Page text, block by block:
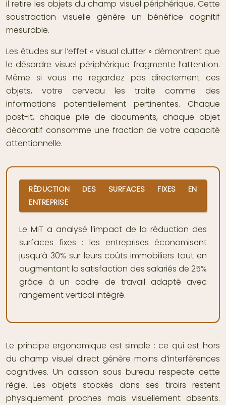
il retire les objets du champ visuel périphérique. Cette
soustraction visuelle génère un bénéfice cognitif
mesurable.
Les études sur l’effet « visual clutter » démontrent que
le désordre visuel périphérique fragmente l’attention.
Même si vous ne regardez pas directement ces
objets, votre cerveau les traite comme des
informations potentiellement pertinentes. Chaque
post-it, chaque pile de documents, chaque objet
décoratif consomme une fraction de votre capacité
attentionnelle.
RÉDUCTION DES SURFACES FIXES EN
ENTREPRISE
Le MIT a analysé l’impact de la réduction des
surfaces fixes : les entreprises économisent
jusqu’à 30% sur leurs coûts immobiliers tout en
augmentant la satisfaction des salariés de 25%
grâce à un cadre de travail adapté avec
rangement vertical intégré.
Le principe ergonomique est simple : ce qui est hors
du champ visuel direct génère moins d’interférences
cognitives. Un caisson sous bureau respecte cette
règle. Les objets stockés dans ses tiroirs restent
physiquement proches mais visuellement absents.